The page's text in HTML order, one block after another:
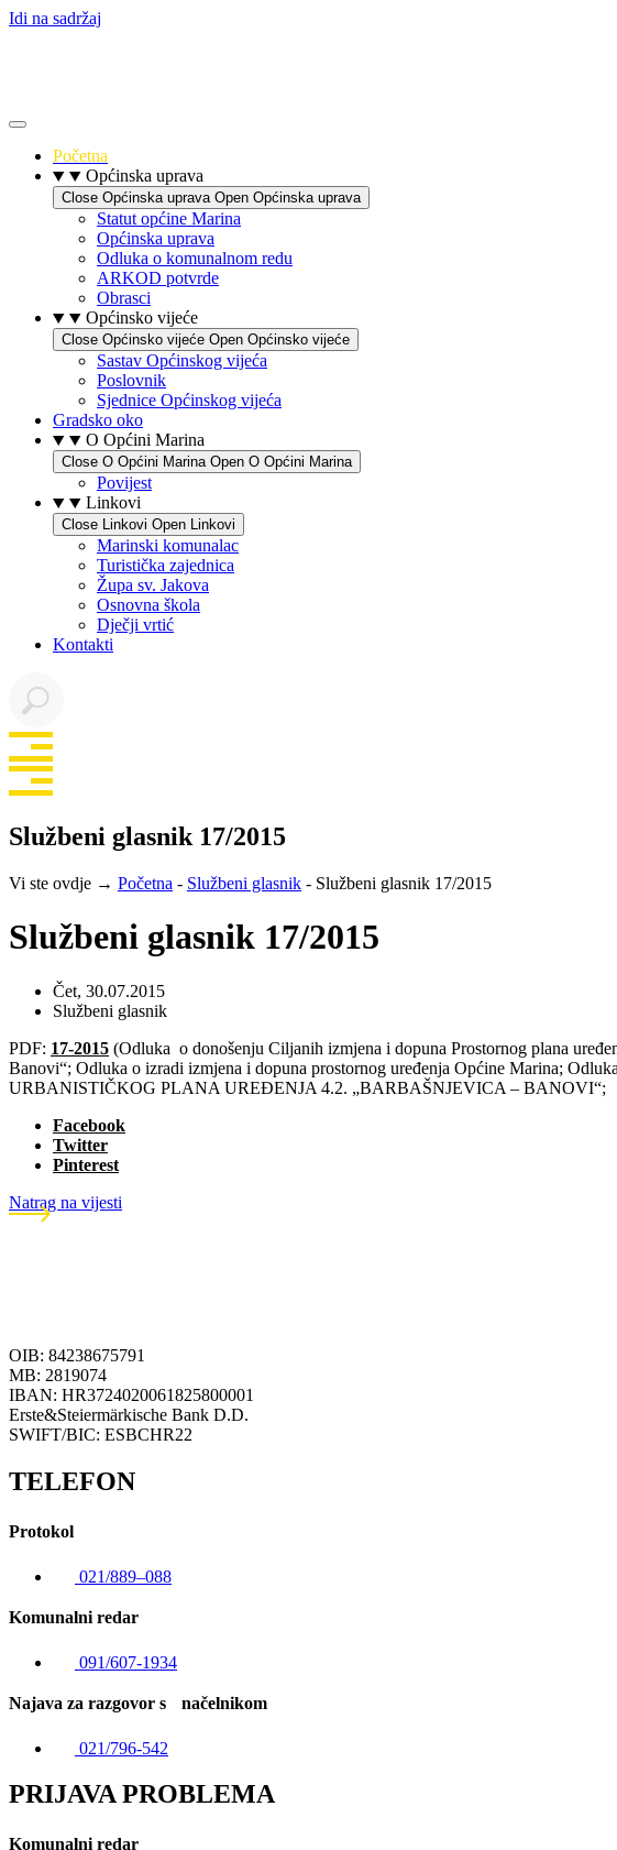
Idi na sadržaj
Početna
Općinska uprava
Close Općinska uprava Open Općinska uprava
Statut općine Marina
Općinska uprava
Odluka o komunalnom redu
ARKOD potvrde
Obrasci
Općinsko vijeće
Close Općinsko vijeće Open Općinsko vijeće
Sastav Općinskog vijeća
Poslovnik
Sjednice Općinskog vijeća
Gradsko oko
O Općini Marina
Close O Općini Marina Open O Općini Marina
Povijest
Linkovi
Close Linkovi Open Linkovi
Marinski komunalac
Turistička zajednica
Župa sv. Jakova
Osnovna škola
Dječji vrtić
Kontakti
Službeni glasnik 17/2015
Vi ste ovdje → Početna - Službeni glasnik - Službeni glasnik 17/2015
Službeni glasnik 17/2015
Čet, 30.07.2015
Službeni glasnik
PDF: 17-2015 (Odluka o donošenju Ciljanih izmjena i dopuna Prostornog plana
Banovi“; Odluka o izradi izmjena i dopuna prostornog uređenja Općine Marina;
URBANISTIČKOG PLANA UREĐENJA 4.2. „BARBAŠNJEVICA – BANOVI“;
Facebook
Twitter
Pinterest
Natrag na vijesti
OIB: 84238675791
MB: 2819074
IBAN: HR3724020061825800001
Erste&Steiermärkische Bank D.D.
SWIFT/BIC: ESBCHR22
TELEFON
Protokol
021/889–088
Komunalni redar
091/607-1934
Najava za razgovor s načelnikom
021/796-542
PRIJAVA PROBLEMA
Komunalni redar